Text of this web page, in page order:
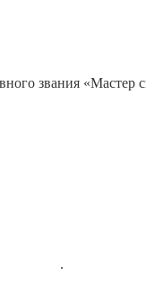
звания «Мастер
.